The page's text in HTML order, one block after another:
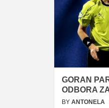
GORAN
ODBORA
BY ANTONELA